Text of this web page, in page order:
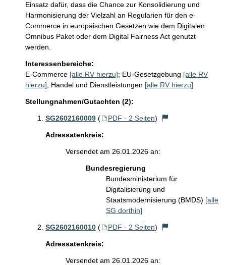
Einsatz dafür, dass die Chance zur Konsolidierung und
Harmonisierung der Vielzahl an Regularien für den e-
Commerce in europäischen Gesetzen wie dem Digitalen
Omnibus Paket oder dem Digital Fairness Act genutzt
werden.
Interessenbereiche:
E-Commerce [alle RV hierzu]; EU-Gesetzgebung [alle RV
hierzu]; Handel und Dienstleistungen [alle RV hierzu]
Stellungnahmen/Gutachten (2):
SG2602160009 ( PDF - 2 Seiten)
Adressatenkreis:
Versendet am 26.01.2026 an:
Bundesregierung
Bundesministerium für
Digitalisierung und
Staatsmodernisierung (BMDS) [alle
SG dorthin]
SG2602160010 ( PDF - 2 Seiten)
Adressatenkreis:
Versendet am 26.01.2026 an: